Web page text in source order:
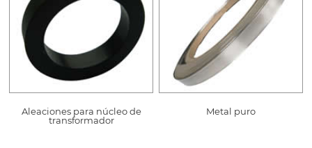
Aleaciones para núcleo de
transformador
Metal puro